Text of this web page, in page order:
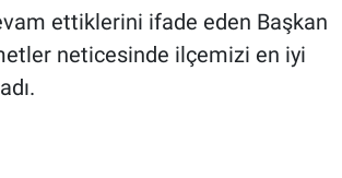
ettiklerini ifade eden Başkan
neticesinde ilçemizi en iyi